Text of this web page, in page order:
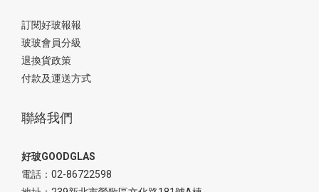
訂閱好玻報報
玻玻會員分級
退換貨政策
付款及運送方式
聯絡我們
好玻GOODGLAS
電話：02-86722598